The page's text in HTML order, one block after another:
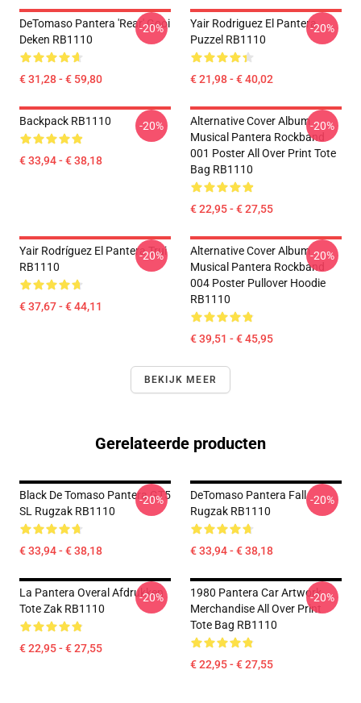
DeTomaso Pantera 'Rear' Gooi
Deken RB1110
€ 31,28 - € 59,80
-20%
Yair Rodriguez El Pantera
Puzzel RB1110
€ 21,98 - € 40,02
-20%
Backpack RB1110
€ 33,94 - € 38,18
-20%
Alternative Cover Album
Musical Pantera Rockband
001 Poster All Over Print Tote
Bag RB1110
€ 22,95 - € 27,55
-20%
Yair Rodríguez El Pantera Trui
RB1110
€ 37,67 - € 44,11
-20%
Alternative Cover Album
Musical Pantera Rockband
004 Poster Pullover Hoodie
RB1110
€ 39,51 - € 45,95
-20%
BEKIJK MEER
Gerelateerde producten
Black De Tomaso Pantera GT5
SL Rugzak RB1110
€ 33,94 - € 38,18
-20%
DeTomaso Pantera Fall
Rugzak RB1110
€ 33,94 - € 38,18
-20%
La Pantera Overal Afdrukken
Tote Zak RB1110
€ 22,95 - € 27,55
-20%
1980 Pantera Car Artwork
Merchandise All Over Print
Tote Bag RB1110
€ 22,95 - € 27,55
-20%